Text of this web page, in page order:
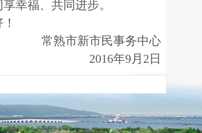
幸福、共同进步。
常熟市新市民事务中心
2016年9月2日